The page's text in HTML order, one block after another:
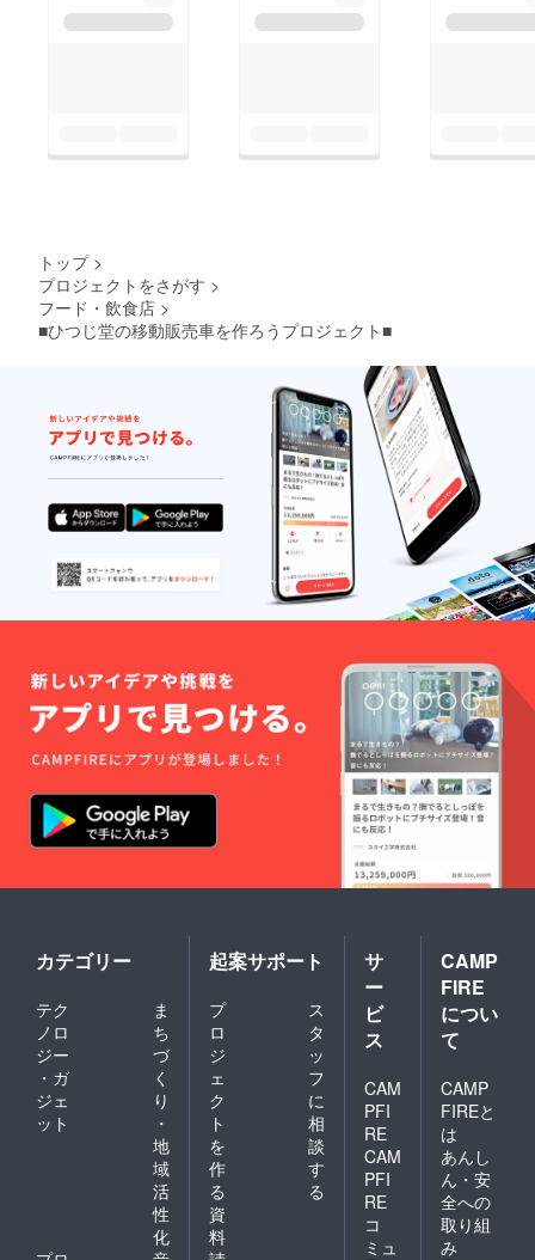
トップ >
プロジェクトをさがす >
フード・飲食店 >
■ひつじ堂の移動販売車を作ろうプロジェクト■
カテゴリー
テク
ノロ
ジー
・ガ
ジェ
ット
ま
ち
づ
く
り
・
地
域
活
性
化
起案サポート
プ
ロ
ジ
ェ
ク
ト
を
作
る
ス
タ
ッ
フ
に
相
談
す
る
資
料
サ
ー
ビ
ス
CAM
PFI
RE
CAM
PFI
RE
コ
ミュ
CAMP
FIRE
につい
て
CAMP
FIREと
は
あんし
ん・安
全への
取り組
み